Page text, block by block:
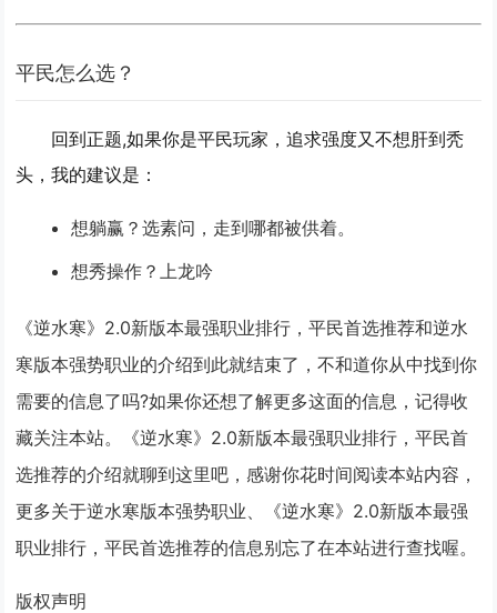
平民怎么选？
回到正题,如果你是平民玩家，追求强度又不想肝到秃
头，我的建议是：
想躺赢？选素问 ，走到哪都被供着。
想秀操作？上龙吟
《逆水寒》2.0新版本最强职业排行，平民首选推荐和逆水
寒版本强势职业的介绍到此就结束了，不和道你从中找到你
需要的信息了吗?如果你还想了解更多这面的信息，记得收
藏关注本站。《逆水寒》2.0新版本最强职业排行，平民首
选推荐的介绍就聊到这里吧，感谢你花时间阅读本站内容，
更多关于逆水寒版本强势职业、《逆水寒》2.0新版本最强
职业排行，平民首选推荐的信息别忘了在本站进行查找喔。
版权声明